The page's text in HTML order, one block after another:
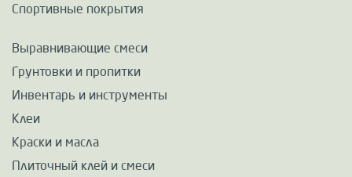
Спортивные покрытия
Выравнивающие смеси
Грунтовки и пропитки
Инвентарь и инструменты
Клеи
Краски и масла
Плиточный клей и смеси